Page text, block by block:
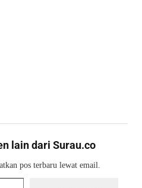
lain dari Surau.co
pos terbaru lewat email.